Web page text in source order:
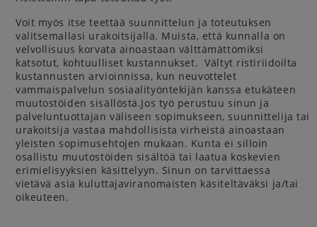
Voit myös itse teettää suunnittelun ja toteutuksen
valitsemallasi urakoitsijalla. Muista, että kunnalla on
velvollisuus korvata ainoastaan välttämättömiksi
katsotut, kohtuulliset kustannukset. Vältyt ristiriidoilta
kustannusten arvioinnissa, kun neuvottelet
vammaispalvelun sosiaalityöntekijän kanssa etukäteen
muutostöiden sisällöstä.Jos työ perustuu sinun ja
palveluntuottajan väliseen sopimukseen, suunnittelija tai
urakoitsija vastaa mahdollisista virheistä ainoastaan
yleisten sopimusehtojen mukaan. Kunta ei silloin
osallistu muutostöiden sisältöä tai laatua koskevien
erimielisyyksien käsittelyyn. Sinun on tarvittaessa
vietävä asia kuluttajaviranomaisten käsiteltäväksi ja/tai
oikeuteen.